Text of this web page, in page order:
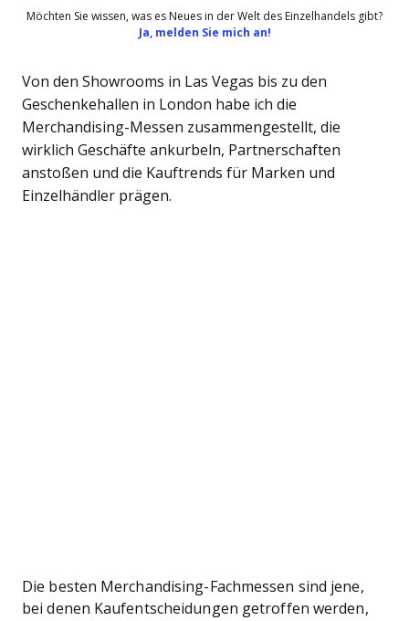
Möchten Sie wissen, was es Neues in der Welt des Einzelhandels gibt?
Ja, melden Sie mich an!
Von den Showrooms in Las Vegas bis zu den
Geschenkehallen in London habe ich die
Merchandising-Messen zusammengestellt, die
wirklich Geschäfte ankurbeln, Partnerschaften
anstoßen und die Kauftrends für Marken und
Einzelhändler prägen.
Die besten Merchandising-Fachmessen sind jene,
bei denen Kaufentscheidungen getroffen werden,